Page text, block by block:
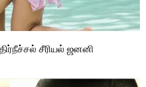
சீரியல் ஜனனி